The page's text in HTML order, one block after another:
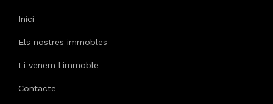
Inici
Els nostres immobles
Li venem l'immoble
Contacte